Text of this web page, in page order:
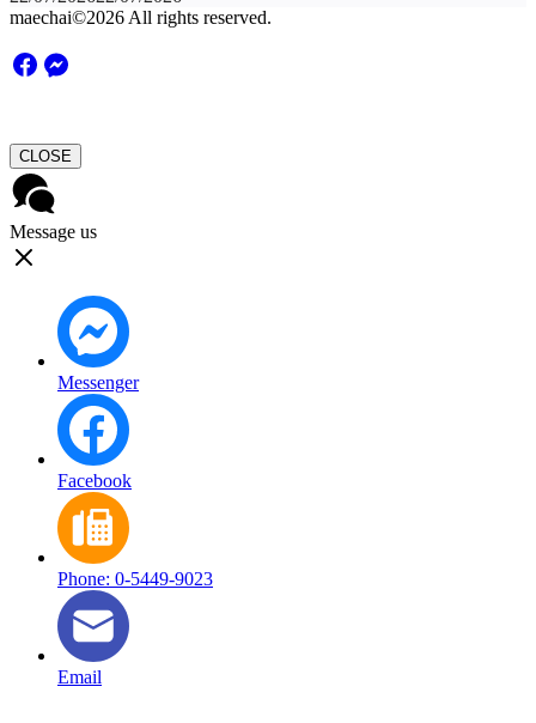
maechai©2026 All rights reserved.
CLOSE
Message us
Messenger
Facebook
Phone: 0-5449-9023
Email